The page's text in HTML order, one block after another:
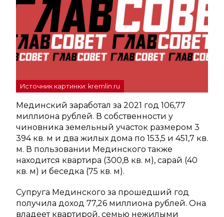
Источник картинки: kremlin.ru
Мединский заработал за 2021 год 106,77
миллиона рублей. В собственности у
чиновника земельный участок размером 3
394 кв. м и два жилых дома по 153,5 и 451,7 кв.
м. В пользовании Мединского также
находится квартира (300,8 кв. м), сарай (40
кв. м) и беседка (75 кв. м).
Супруга Мединского за прошедший год
получила доход 77,26 миллиона рублей. Она
владеет квартирой, семью нежилыми